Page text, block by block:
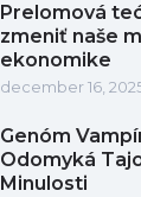
Prelomová
zmeniť naše
ekonomike
december 16,
Genóm
Odomyká
Minulosti